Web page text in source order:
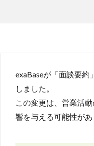
exaBaseが「面談要
しました。
この変更は、営業活
響を与える可能性があ